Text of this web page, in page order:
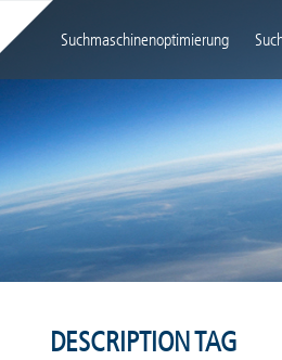
Navigation
überspringen
Suchmaschinenoptimierung
DESCRIPTION TAG